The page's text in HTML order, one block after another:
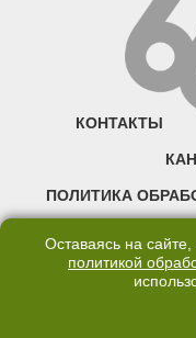
КОНТАКТЫ
ПОЛИТИКА
©2007—2025 66.RU.
правообладателя запрещено.
Екатеринбурга — «66.ru» (18+)
Оставаясь на
политикой